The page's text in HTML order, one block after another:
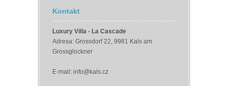
Kontakt
Luxury Villa - La Cascade
Adresa: Grossdorf 22, 9981 Kals am
Grossglockner
E-mail:info@kals.cz